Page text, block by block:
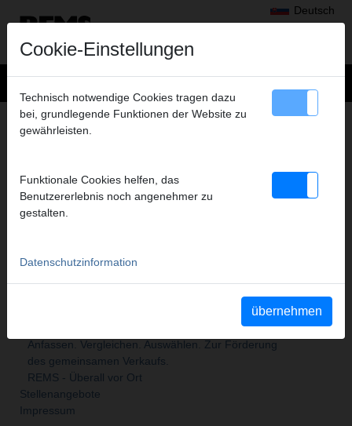
Deutsch
SITEMAP
Überblick
REMS – Fortschritt ist unser Antrieb
Die hochmoderne Produktion – Garant für die
REMS – for professionals. Exzellenter Service.
REMS – Marktstärke durch konsequente Produkt-
Anfassen. Vergleichen. Auswählen. Zur Förderung
des gemeinsamen Verkaufs.
REMS - Überall vor Ort
Stellenangebote
Impressum
Cookie-Einstellungen
Technisch notwendige Cookies tragen dazu
bei, grundlegende Funktionen der Website zu
gewährleisten.
Funktionale Cookies helfen, das
Benutzererlebnis noch angenehmer zu
gestalten.
Datenschutzinformation
übernehmen